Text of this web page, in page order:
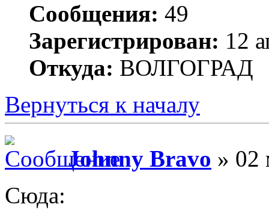
Сообщения: 49
Зарегистрирован: 12
Откуда: ВОЛГОГРАД
Вернуться к началу
Johnny Bravo » 02
Сюда: